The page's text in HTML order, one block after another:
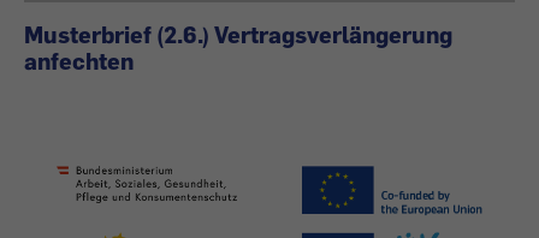
Musterbrief (2.6.) Vertragsverlängerung
anfechten